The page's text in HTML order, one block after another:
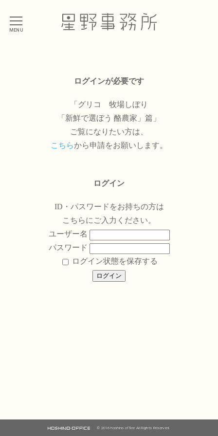
ログインが必要です
「グリコ 牧場しぼり
「新鮮で選ぼう 酪農家」篇」
ご覧になりたい方は、
こちらから申請をお願いします。
ログイン
ID・パスワードをお持ちの方は
こちらにご入力ください。
ユーザー名
パスワード
ログイン状態を保存する
© 2016 hoshino office All Rights Reserved.
MENU